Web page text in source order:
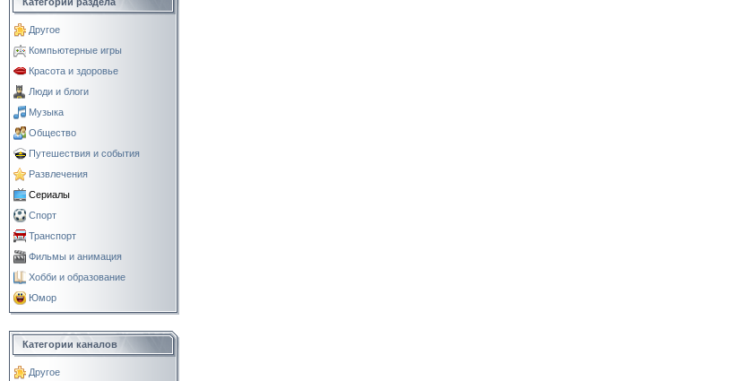
Другое
Компьютерные игры
Красота и здоровье
Люди и блоги
Музыка
Общество
Путешествия и события
Развлечения
Сериалы
Спорт
Транспорт
Фильмы и анимация
Хобби и образование
Юмор
Категории каналов
Другое